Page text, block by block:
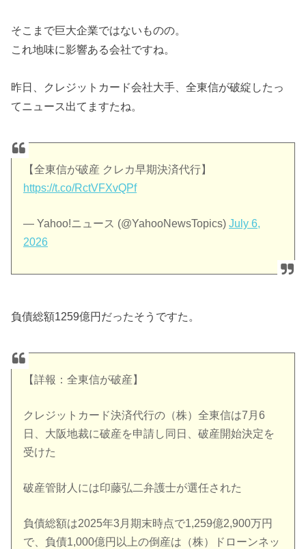
そこまで巨大企業ではないものの。
これ地味に影響ある会社ですね。
昨日、クレジットカード会社大手、全東信が破綻したっ
てニュース出てますたね。
【全東信が破産 クレカ早期決済代行】
https://t.co/RctVFXvQPf
— Yahoo!ニュース (@YahooNewsTopics)July 6,
2026
負債総額1259億円だったそうですた。
【詳報：全東信が破産】
クレジットカード決済代行の（株）全東信は7月6
日、大阪地裁に破産を申請し同日、破産開始決定を
受けた
破産管財人には印藤弘二弁護士が選任された
負債総額は2025年3月期末時点で1,259億2,900万円
で、負債1,000億円以上の倒産は（株）ドローンネッ